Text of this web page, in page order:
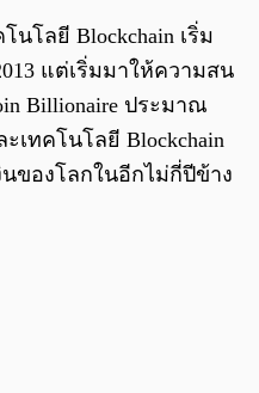
โลยี Blockchain เริ่ม
แต่เริ่มมาให้ความสน
Billionaire ประมาณ
เทคโนโลยี Blockchain
ของโลกในอีกไม่กี่ปีข้าง